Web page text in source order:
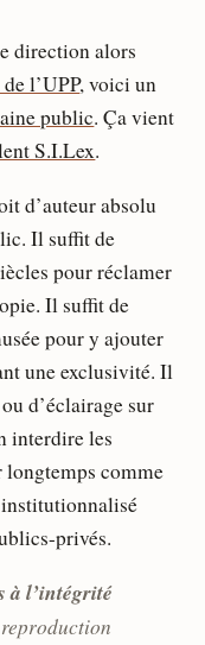
direction alors
l’UPP, voici un
public. Ça vient
S.I.Lex.
d’auteur absolu
Il suffit de
pour réclamer
Il suffit de
pour y ajouter
une exclusivité. Il
d’éclairage sur
interdire les
comme
privés.
à l’intégrité
reproduction